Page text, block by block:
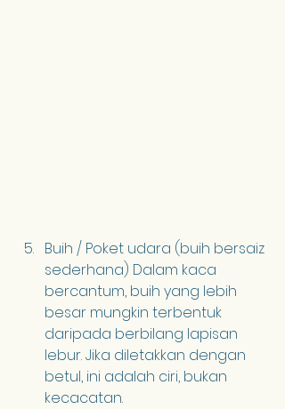
Buih / Poket udara (buih bersaiz
sederhana) Dalam kaca
bercantum, buih yang lebih
besar mungkin terbentuk
daripada berbilang lapisan
lebur. Jika diletakkan dengan
betul, ini adalah ciri, bukan
kecacatan.